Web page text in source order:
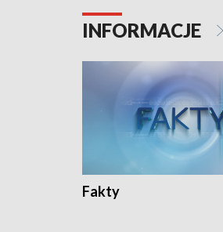
INFORMACJE
Fakty